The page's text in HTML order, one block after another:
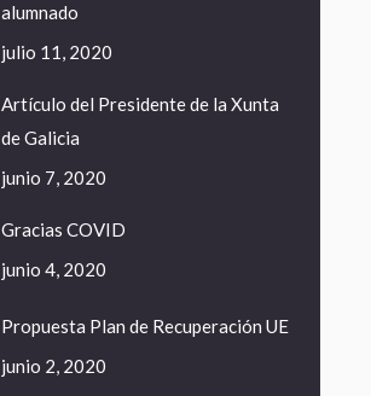
alumnado
julio 11, 2020
Artículo del Presidente de la Xunta
de Galicia
junio 7, 2020
Gracias COVID
junio 4, 2020
Propuesta Plan de Recuperación UE
junio 2, 2020